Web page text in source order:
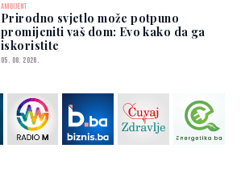
AMBIJENT
Prirodno svjetlo može potpuno
promijeniti vaš dom: Evo kako da ga
iskoristite
05. 08. 2026.